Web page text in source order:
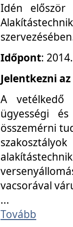
Idén
Időpont:
Jelentkezni az
A vetélkedő
ügyességi
összemérni
vacsorával
...
Tovább